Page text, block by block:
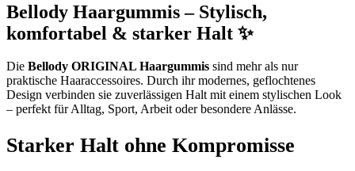
Bellody Haargummis – Stylisch,
komfortabel & starker Halt ✨
Die Bellody ORIGINAL Haargummis sind mehr als nur
praktische Haaraccessoires. Durch ihr modernes, geflochtenes
Design verbinden sie zuverlässigen Halt mit einem stylischen Look
– perfekt für Alltag, Sport, Arbeit oder besondere Anlässe.
Starker Halt ohne Kompromisse